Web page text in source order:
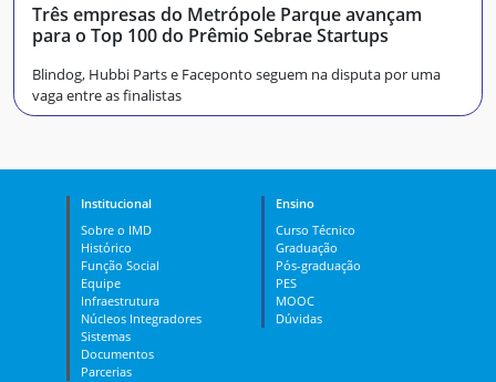
Três empresas do Metrópole Parque avançam
para o Top 100 do Prêmio Sebrae Startups
Blindog, Hubbi Parts e Faceponto seguem na disputa por uma
vaga entre as finalistas
Institucional
Sobre o IMD
Histórico
Função Social
Equipe
Infraestrutura
Núcleos Integradores
Sistemas
Documentos
Parcerias
Ensino
Curso Técnico
Graduação
Pós-graduação
PES
MOOC
Dúvidas